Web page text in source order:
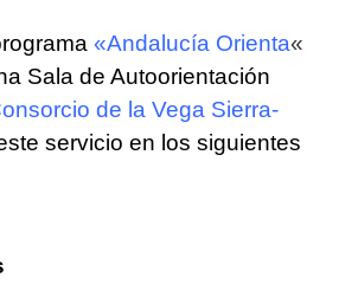
«Andalucía Orienta«
Sala de Autoorientación
de la Vega Sierra-
servicio en los siguientes